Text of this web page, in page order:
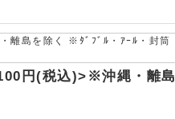
離島を除く ※ﾀﾞﾌﾞﾙ・ｱｰﾙ・封筒
円(税込)>※沖縄・離島